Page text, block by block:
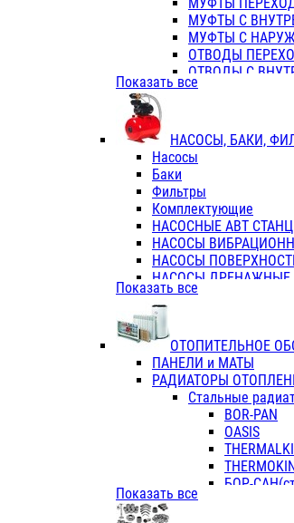
МУФТЫ С
МУФТЫ С
ОТВОДЫ
ОТВОДЫ С
ОТВОДЫ С
ТРОЙНИКИ
ТРОЙНИКИ С
КОЛЬЦА
ТРУБЫ НАПОРНЫЕ
ТРУБЫ
ТРУБЫ
Показать все
НАСОСЫ, БАКИ,
Насосы
Баки
Фильтры
Комплектующие
НАСОСНЫЕ АВТ
НАСОСЫ
НАСОСЫ
НАСОСЫ ДРЕНАЖНЫЕ
НАСОСЫ ПОВЫСИТ и
НАСОСЫ СКВАЖИННЫЕ
Показать все
ОТОПИТЕЛЬНОЕ
ПАНЕЛИ и МАТЫ
РАДИАТОРЫ
Стальные
BOR-PAN
OASIS
БОР-
Показать все